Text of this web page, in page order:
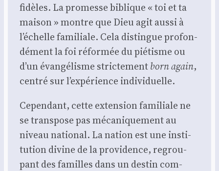
fidèles. La pro­messe biblique « toi et ta
mai­son » montre que Dieu agit aus­si à
l’échelle fami­liale. Cela dis­tingue pro­fon­
dé­ment la foi réfor­mée du pié­tisme ou
d’un évan­gé­lisme stric­te­mentborn again,
cen­tré sur l’expérience indi­vi­duelle.
Cepen­dant, cette exten­sion fami­liale ne
se trans­pose pas méca­ni­que­ment au
niveau natio­nal. La nation est une ins­ti­
tu­tion divine de la pro­vi­dence, regrou­
pant des familles dans un des­tin com­